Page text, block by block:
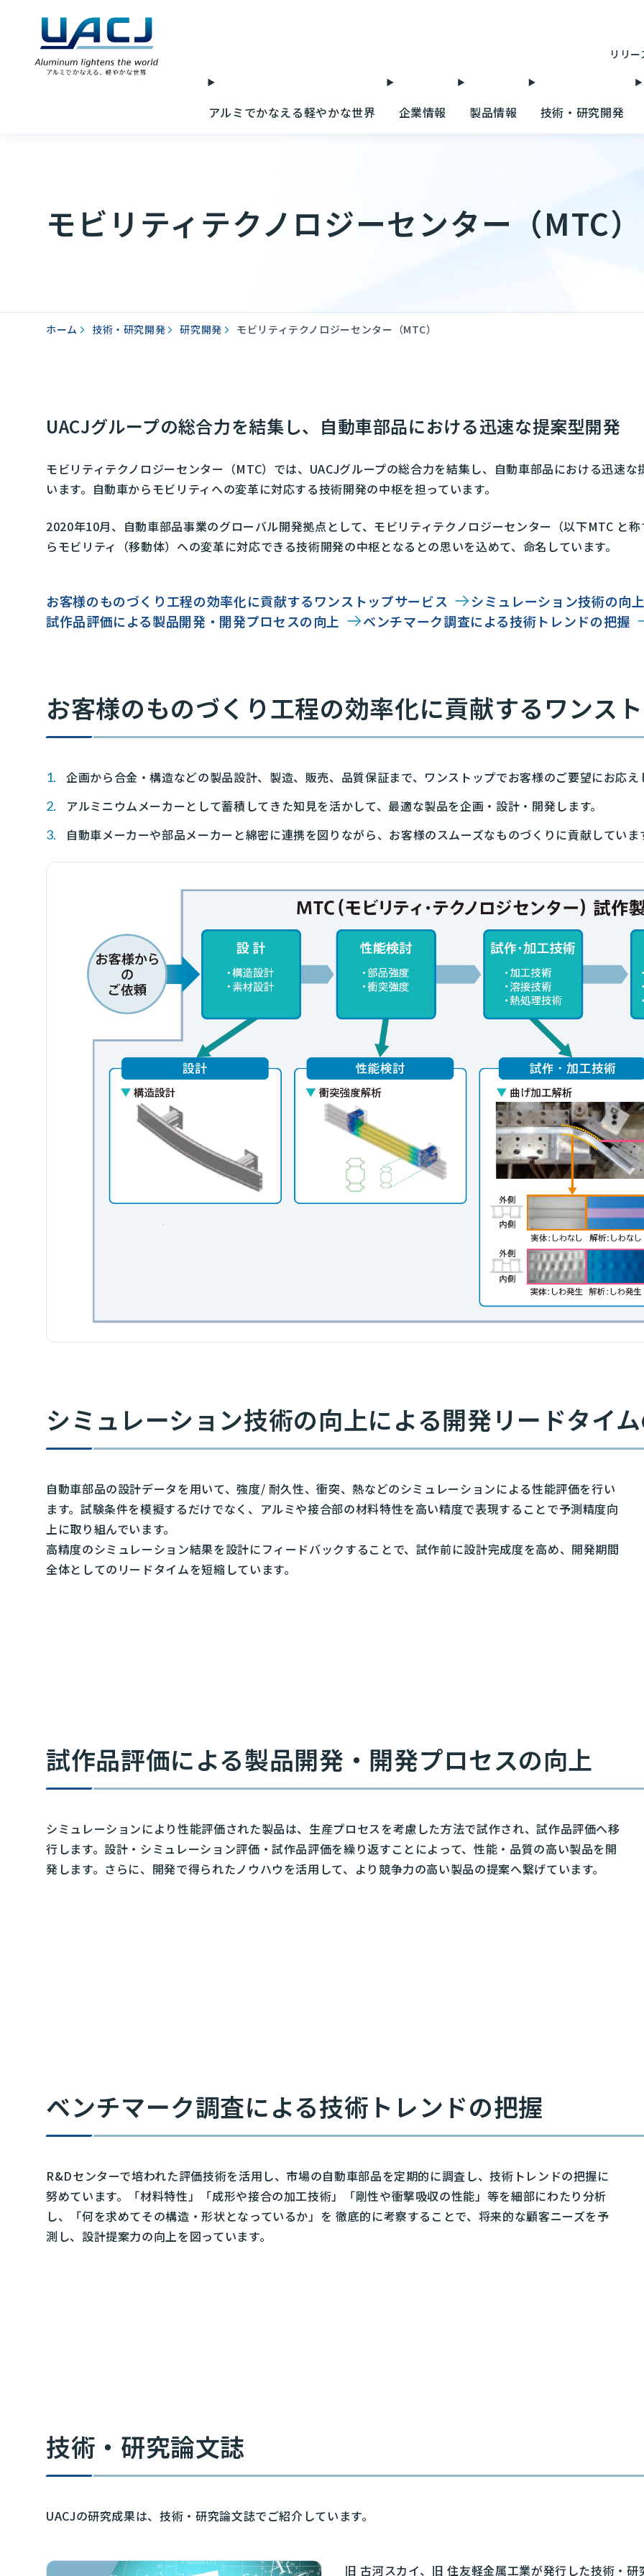
リリ
アルミでかなえる軽やかな世界 企業情報 製品情報 技術・研究開発
モビリティテクノロジーセンター（MTC）
ホーム 技術・研究開発 研究開発 モビリティテクノロジーセンター（MTC）
UACJグループの総合力を結集し、自動車部品における迅速な提案型開発
モビリティテクノロジーセンター（MTC）では、UACJグループの総合力を結集し、自動車部品における迅速
います。自動車からモビリティへの変革に対応する技術開発の中枢を担っています。
2020年10月、自動車部品事業のグローバル開発拠点として、モビリティテクノロジーセンター（以下MTC と
らモビリティ（移動体）への変革に対応できる技術開発の中枢となるとの思いを込めて、命名しています。
お客様のものづくり工程の効率化に貢献するワンストップサービス
シミュレーション技術の向
試作品評価による製品開発・開発プロセスの向上
ベンチマーク調査による技術トレンドの把握
お客様のものづくり工程の効率化に貢献するワンス
企画から合金・構造などの製品設計、製造、販売、品質保証まで、ワンストップでお客様のご要望にお応え
アルミニウムメーカーとして蓄積してきた知見を活かして、最適な製品を企画・設計・開発します。
自動車メーカーや部品メーカーと綿密に連携を図りながら、お客様のスムーズなものづくりに貢献していま
シミュレーション技術の向上による開発リードタイ
自動車部品の設計データを用いて、強度/ 耐久性、衝突、熱などのシミュレーションによる性能評価を行い
ます。試験条件を模擬するだけでなく、アルミや接合部の材料特性を高い精度で表現することで予測精度向
上に取り組んでいます。
高精度のシミュレーション結果を設計にフィードバックすることで、試作前に設計完成度を高め、開発期間
全体としてのリードタイムを短縮しています。
試作品評価による製品開発・開発プロセスの向上
シミュレーションにより性能評価された製品は、生産プロセスを考慮した方法で試作され、試作品評価へ移
行します。設計・シミュレーション評価・試作品評価を繰り返すことによって、性能・品質の高い製品を開
発します。さらに、開発で得られたノウハウを活用して、より競争力の高い製品の提案へ繋げています。
ベンチマーク調査による技術トレンドの把握
R&Dセンターで培われた評価技術を活用し、市場の自動車部品を定期的に調査し、技術トレンドの把握に
努めています。「材料特性」「成形や接合の加工技術」「剛性や衝撃吸収の性能」等を細部にわたり分析
し、「何を求めてその構造・形状となっているか」を 徹底的に考察することで、将来的な顧客ニーズを予
測し、設計提案力の向上を図っています。
技術・研究論文誌
UACJの研究成果は、技術・研究論文誌でご紹介しています。
旧 古河スカイ、旧 住友軽金属工業が発行した技術・